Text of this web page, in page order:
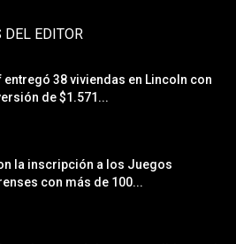
DEL EDITOR
entregó 38 viviendas en Lincoln con
de $1.571...
la inscripción a los Juegos
con más de 100...